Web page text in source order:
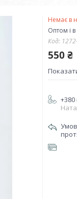
Немає в
Оптом і
Код:
550 ₴
+380